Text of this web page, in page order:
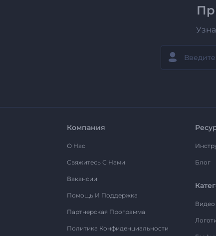
Компания
О Нас
Свяжитесь С Нами
Вакансии
Помощь И Поддержка
Партнерская Программа
Политика Конфиденциальности
Блог
Видео